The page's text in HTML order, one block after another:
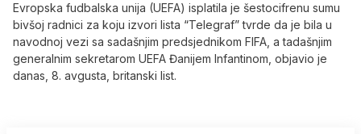
Evropska fudbalska unija (UEFA) isplatila je šestocifrenu sumu
bivšoj radnici za koju izvori lista “Telegraf” tvrde da je bila u
navodnoj vezi sa sadašnjim predsjednikom FIFA, a tadašnjim
generalnim sekretarom UEFA Đanijem Infantinom, objavio je
danas, 8. avgusta, britanski list.